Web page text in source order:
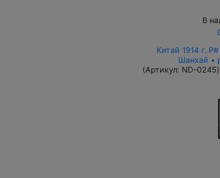
В
Китай 1914 г.
Шанхай •
(Артикул: ND-0245)